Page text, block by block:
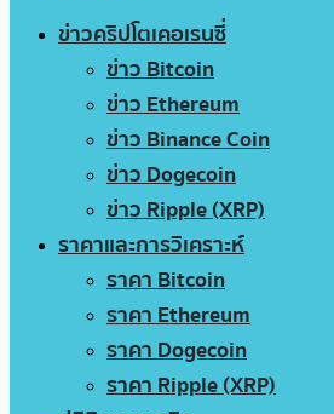
ข่าวคริปโตเคอเรนซี่
ข่าว Bitcoin
ข่าว Ethereum
ข่าว Binance Coin
ข่าว Dogecoin
ข่าว Ripple (XRP)
ราคาและการวิเคราะห์
ราคา Bitcoin
ราคา Ethereum
ราคา Dogecoin
ราคา Ripple (XRP)